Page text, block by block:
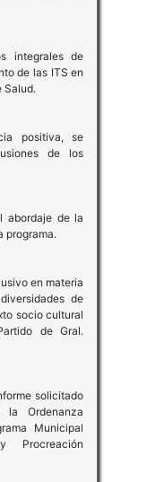
integrales de
de las ITS en
Salud.
positiva, se
de los
abordaje de la
programa.
en materia
de
socio cultural
de Gral.
solicitado
Ordenanza
Municipal